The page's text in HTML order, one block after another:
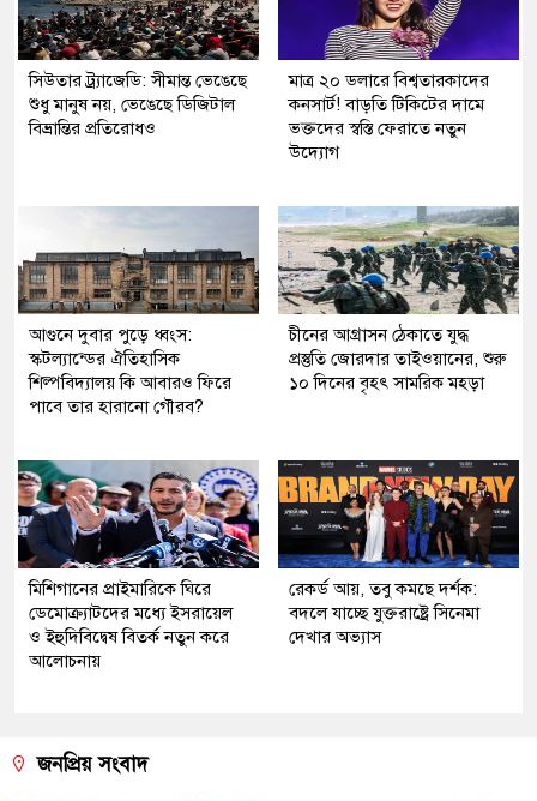
সিউতার ট্র্যাজেডি: সীমান্ত ভেঙেছে
শুধু মানুষ নয়, ভেঙেছে ডিজিটাল
বিভ্রান্তির প্রতিরোধও
মাত্র ২০ ডলারে বিশ্বতারকাদের
কনসার্ট! বাড়তি টিকিটের দামে
ভক্তদের স্বস্তি ফেরাতে নতুন
উদ্যোগ
আগুনে দুবার পুড়ে ধ্বংস:
স্কটল্যান্ডের ঐতিহাসিক
শিল্পবিদ্যালয় কি আবারও ফিরে
পাবে তার হারানো গৌরব?
চীনের আগ্রাসন ঠেকাতে যুদ্ধ
প্রস্তুতি জোরদার তাইওয়ানের, শুরু
১০ দিনের বৃহৎ সামরিক মহড়া
মিশিগানের প্রাইমারিকে ঘিরে
ডেমোক্র্যাটদের মধ্যে ইসরায়েল
ও ইহুদিবিদ্বেষ বিতর্ক নতুন করে
আলোচনায়
রেকর্ড আয়, তবু কমছে দর্শক:
বদলে যাচ্ছে যুক্তরাষ্ট্রে সিনেমা
দেখার অভ্যাস
জনপ্রিয় সংবাদ